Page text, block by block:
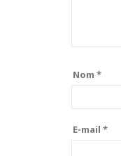
Nom *
E-mail *